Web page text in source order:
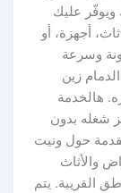
عليك
أجهزة، أو
وسرعة
زين
هالخدمة
بدون
: 0576195855📞 مقدمة حول ونيت
القريبة. يتم